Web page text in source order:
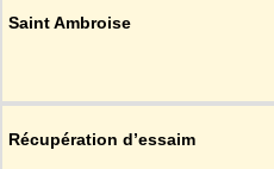
Saint Ambroise
Récupération d’essaim